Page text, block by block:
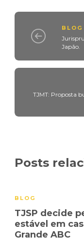
BLOG
Japão.
TJMT: Proposta
Posts
BLOG
TJSP decide
estável em
Grande ABC